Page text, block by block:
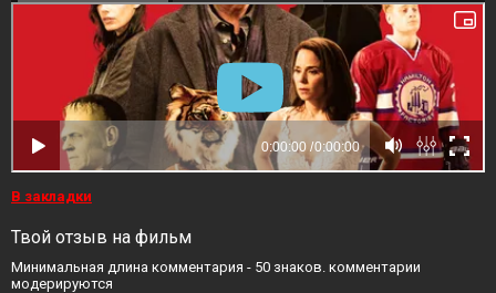
В закладки
Твой отзыв на фильм
Минимальная длина комментария - 50 знаков. комментарии
модерируются